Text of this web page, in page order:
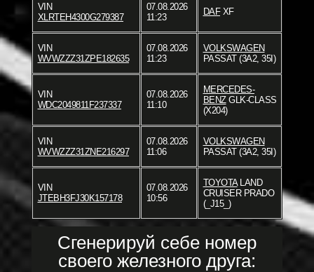
VIN
XLRTEH4300G279387
07.08.2026
11:23
DAFXF
VIN
WVWZZZ31ZPE182635
07.08.2026
11:23
VOLKSWAGEN
PASSAT (3A2, 35I)
VIN
WDC2049811F237337
07.08.2026
11:10
MERCEDES-
BENZGLK-CLASS
(X204)
VIN
WVWZZZ31ZNE216297
07.08.2026
11:06
VOLKSWAGEN
PASSAT (3A2, 35I)
VIN
JTEBH3FJ30K157178
07.08.2026
10:56
TOYOTALAND
CRUISER PRADO
(_J15_)
Сгенерируй себе номер
своего железного друга: